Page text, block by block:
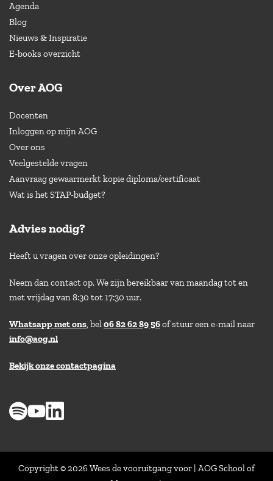
Agenda
Blog
Nieuws & Inspiratie
E-books overzicht
Over AOG
Docenten
Inloggen op mijn AOG
Over ons
Veelgestelde vragen
Aanvraag gewaarmerkt kopie diploma/certificaat
Wat is het STAP-budget?
Advies nodig?
Heeft u vragen over onze opleidingen?
Neem dan contact op. We zijn bereikbaar van maandag tot en
met vrijdag van 8:30 tot 17:30 uur.
Whatsapp met ons, bel06 82 62 89 56of stuur een e-mail naar
info@aog.nl
Bekijk onze contactpagina
Copyright © 2026 Wees de vooruitgang voor | AOG School of